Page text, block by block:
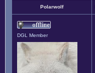
Polarwolf
DGL Member